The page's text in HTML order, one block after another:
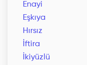
Enayi
Eşkıya
Hırsız
İftira
İkiyüzlü